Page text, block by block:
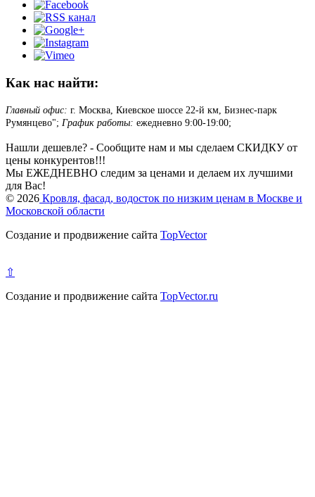
Как нас найти:
Главный офис: г. Москва, Киевское шоссе 22-й км, Бизнес-парк
Румянцево"; График работы: ежедневно 9:00-19:00;
Нашли дешевле? - Сообщите нам и мы сделаем СКИДКУ от
цены конкурентов!!!
Мы ЕЖЕДНЕВНО следим за ценами и делаем их лучшими
для Вас!
© 2026 Кровля, фасад, водосток по низким ценам в Москве и
Московской области
Создание и продвижение сайта TopVector
⇧
Создание и продвижение сайта TopVector.ru